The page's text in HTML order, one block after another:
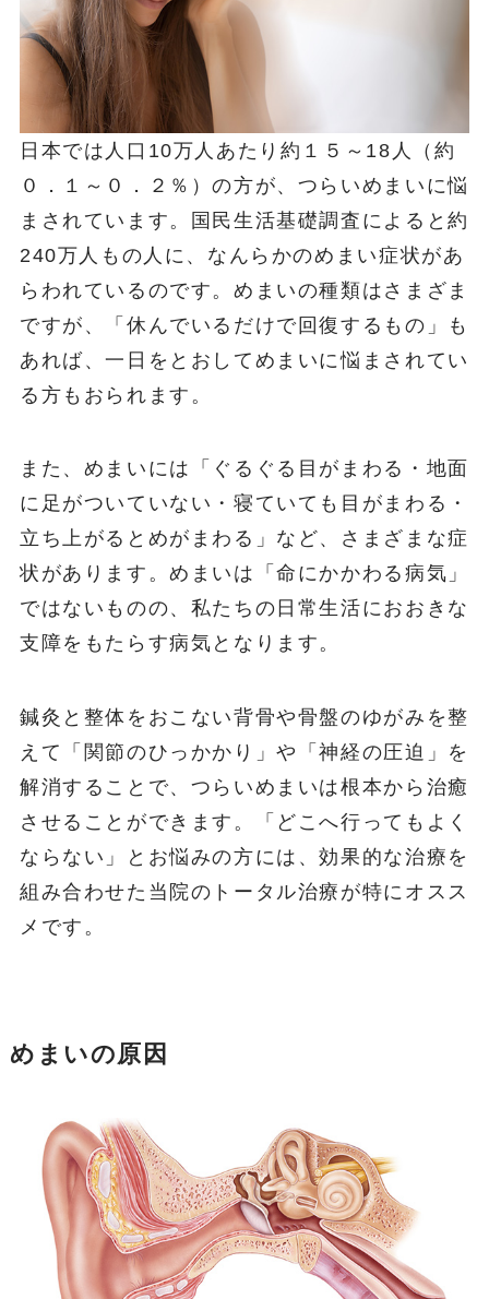
日本では人口10万人あたり約１５～18人（約
０．１～０．２％）の方が、つらいめまいに悩
まされています。国民生活基礎調査によると約
240万人もの人に、なんらかのめまい症状があ
らわれているのです。めまいの種類はさまざま
ですが、「休んでいるだけで回復するもの」も
あれば、一日をとおしてめまいに悩まされてい
る方もおられます。
また、めまいには「ぐるぐる目がまわる・地面
に足がついていない・寝ていても目がまわる・
立ち上がるとめがまわる」など、さまざまな症
状があります。めまいは「命にかかわる病気」
ではないものの、私たちの日常生活におおきな
支障をもたらす病気となります。
鍼灸と整体をおこない背骨や骨盤のゆがみを整
えて「関節のひっかかり」や「神経の圧迫」を
解消することで、つらいめまいは根本から治癒
させることができます。「どこへ行ってもよく
ならない」とお悩みの方には、効果的な治療を
組み合わせた当院のトータル治療が特にオスス
メです。
めまいの原因